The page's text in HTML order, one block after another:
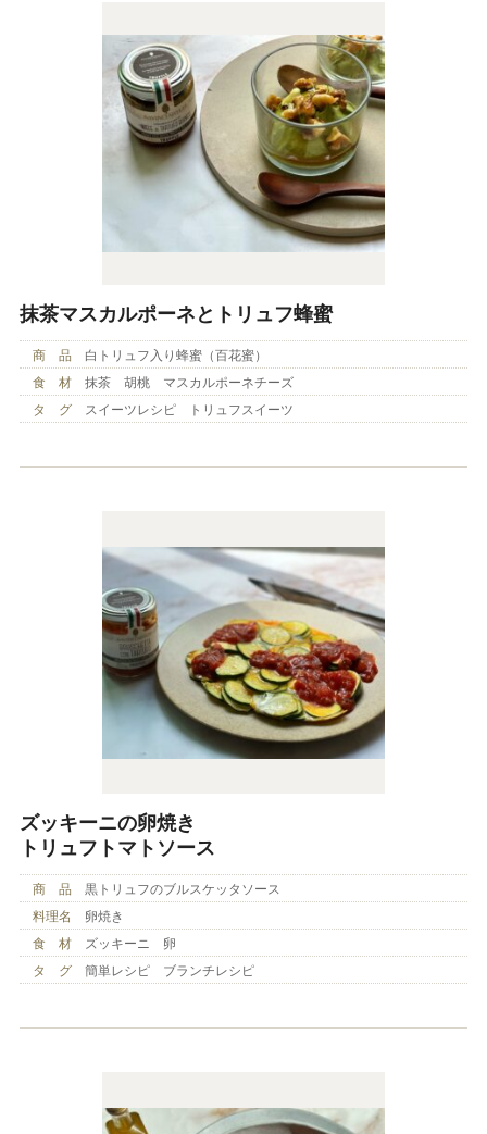
抹茶マスカルポーネとトリュフ蜂蜜
商 品
白トリュフ入り蜂蜜（百花蜜）
食 材
抹茶 胡桃 マスカルポーネチーズ
タ グ
スイーツレシピ トリュフスイーツ
ズッキーニの卵焼き
トリュフトマトソース
商 品
黒トリュフのブルスケッタソース
料理名
卵焼き
食 材
ズッキーニ 卵
タ グ
簡単レシピ ブランチレシピ